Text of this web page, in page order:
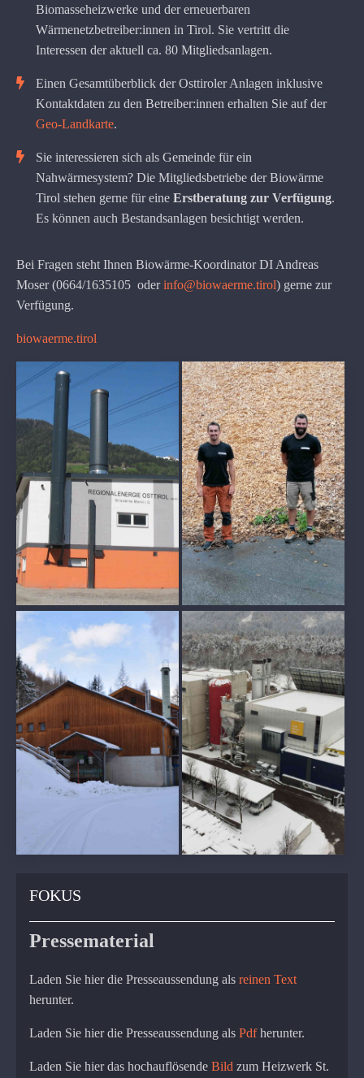
Biomasseheizwerke und der erneuerbaren
Wärmenetzbetreiber:innen in Tirol. Sie vertritt die
Interessen der aktuell ca. 80 Mitgliedsanlagen.
Einen Gesamtüberblick der Osttiroler Anlagen inklusive
Kontaktdaten zu den Betreiber:innen erhalten Sie auf der
Geo-Landkarte.
Sie interessieren sich als Gemeinde für ein
Nahwärmesystem? Die Mitgliedsbetriebe der Biowärme
Tirol stehen gerne für eine Erstberatung zur Verfügung.
Es können auch Bestandsanlagen besichtigt werden.
Bei Fragen steht Ihnen Biowärme-Koordinator DI Andreas
Moser (0664/1635105 oderinfo@biowaerme.tirol) gerne zur
Verfügung.
biowaerme.tirol
FOKUS
Pressematerial
Laden Sie hier die Presseaussendung als reinen Text
herunter.
Laden Sie hier die Presseaussendung als Pdfherunter.
Laden Sie hier das hochauflösende Bild zum Heizwerk St.